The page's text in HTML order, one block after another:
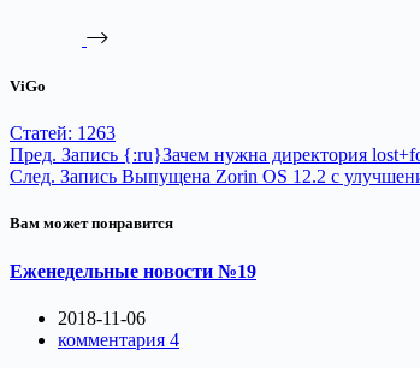
ViGo
Статей: 1263
Пред. Запись {:ru}Зачем нужна директория
След. Запись Выпущена Zorin OS 12.2 с
Вам может понравится
Еженедельные новости №19
2018-11-06
комментария 4